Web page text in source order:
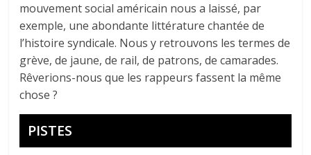
mouvement social américain nous a laissé, par
exemple, une abondante littérature chantée de
l’histoire syndicale. Nous y retrouvons les termes de
grève, de jaune, de rail, de patrons, de camarades.
Rêverions-nous que les rappeurs fassent la même
chose ?
PISTES